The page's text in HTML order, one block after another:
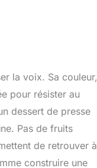
la voix. Sa couleur,
pour résister au
dessert de presse
Pas de fruits
de retrouver à
construire une